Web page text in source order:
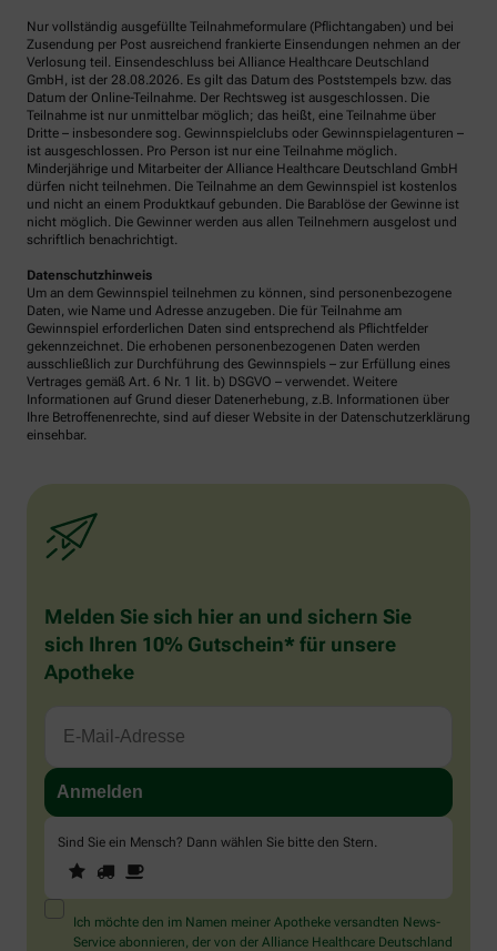
Nur vollständig ausgefüllte Teilnahmeformulare (Pflichtangaben) und bei
Zusendung per Post ausreichend frankierte Einsendungen nehmen an der
Verlosung teil. Einsendeschluss bei Alliance Healthcare Deutschland
GmbH, ist der 28.08.2026. Es gilt das Datum des Poststempels bzw. das
Datum der Online-Teilnahme. Der Rechtsweg ist ausgeschlossen. Die
Teilnahme ist nur unmittelbar möglich; das heißt, eine Teilnahme über
Dritte – insbesondere sog. Gewinnspielclubs oder Gewinnspielagenturen –
ist ausgeschlossen. Pro Person ist nur eine Teilnahme möglich.
Minderjährige und Mitarbeiter der Alliance Healthcare Deutschland GmbH
dürfen nicht teilnehmen. Die Teilnahme an dem Gewinnspiel ist kostenlos
und nicht an einem Produktkauf gebunden. Die Barablöse der Gewinne ist
nicht möglich. Die Gewinner werden aus allen Teilnehmern ausgelost und
schriftlich benachrichtigt.
Datenschutzhinweis
Um an dem Gewinnspiel teilnehmen zu können, sind personenbezogene
Daten, wie Name und Adresse anzugeben. Die für Teilnahme am
Gewinnspiel erforderlichen Daten sind entsprechend als Pflichtfelder
gekennzeichnet. Die erhobenen personenbezogenen Daten werden
ausschließlich zur Durchführung des Gewinnspiels – zur Erfüllung eines
Vertrages gemäß Art. 6 Nr. 1 lit. b) DSGVO – verwendet. Weitere
Informationen auf Grund dieser Datenerhebung, z.B. Informationen über
Ihre Betroffenenrechte, sind auf dieser Website in der Datenschutzerklärung
einsehbar.
Melden Sie sich hier an und sichern Sie
sich Ihren 10% Gutschein* für unsere
Apotheke
Sind Sie ein Mensch? Dann wählen Sie bitte den Stern
Sind
Sie
ein
Mensch?
Dann
1 2
Ich möchte den im Namen meiner Apotheke versandten News-
Service abonnieren, der von der Alliance Healthcare Deutschland